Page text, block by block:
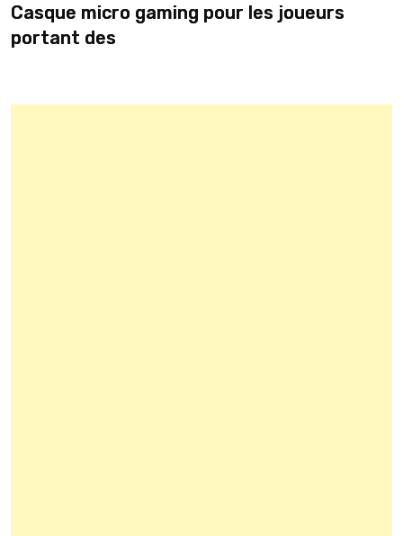
Casque micro gaming pour les joueurs
portant des